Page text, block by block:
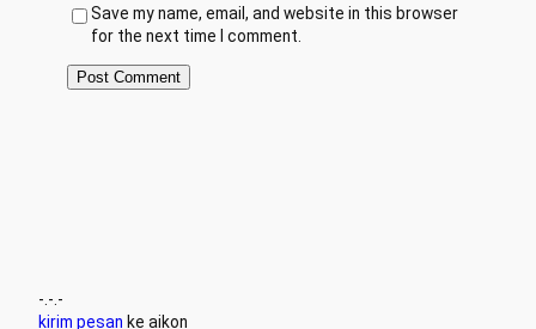
Save my name, email, and website in this browser
for the next time I comment.
-.-.-
kirim pesan ke aikon